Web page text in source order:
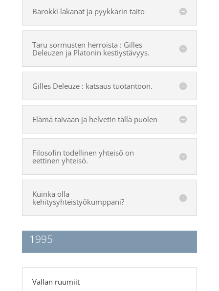
Barokki lakanat ja pyykkärin taito
Taru sormusten herroista : Gilles
Deleuzen ja Platonin kestiystävyys.
Gilles Deleuze : katsaus tuotantoon.
Elämä taivaan ja helvetin tällä puolen
Filosofin todellinen yhteisö on
eettinen yhteisö.
Kuinka olla
kehitysyhteistyökumppani?
1995
Vallan ruumiit